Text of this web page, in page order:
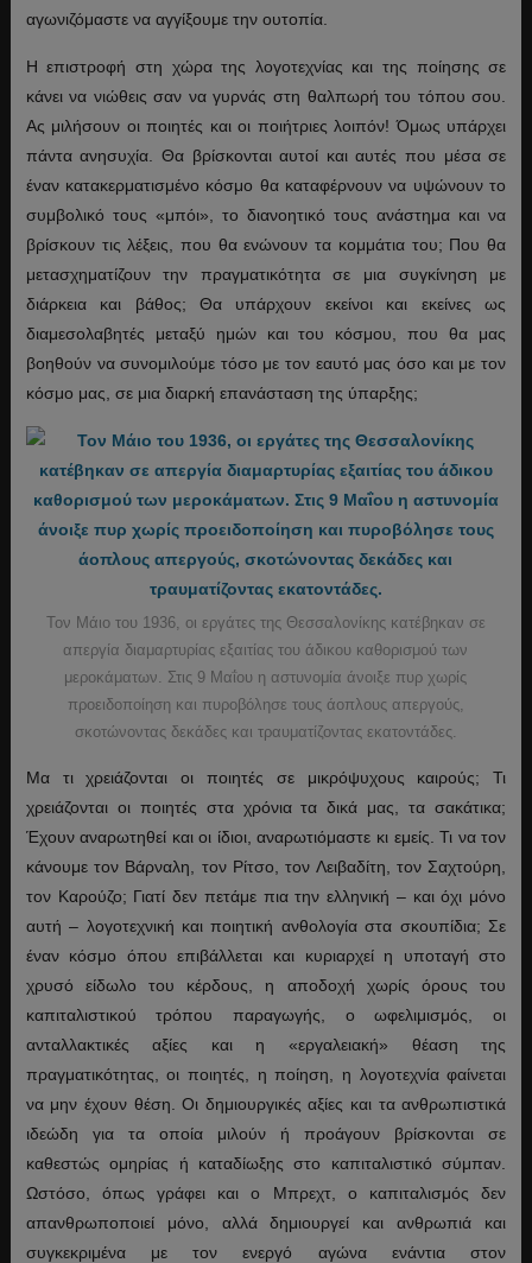
αγωνιζόμαστε να αγγίξουμε την ουτοπία.
Η επιστροφή στη χώρα της λογοτεχνίας και της ποίησης σε
κάνει να νιώθεις σαν να γυρνάς στη θαλπωρή του τόπου σου.
Ας μιλήσουν οι ποιητές και οι ποιήτριες λοιπόν! Όμως υπάρχει
πάντα ανησυχία. Θα βρίσκονται αυτοί και αυτές που μέσα σε
έναν κατακερματισμένο κόσμο θα καταφέρνουν να υψώνουν το
συμβολικό τους «μπόι», το διανοητικό τους ανάστημα και να
βρίσκουν τις λέξεις, που θα ενώνουν τα κομμάτια του; Που θα
μετασχηματίζουν την πραγματικότητα σε μια συγκίνηση με
διάρκεια και βάθος; Θα υπάρχουν εκείνοι και εκείνες ως
διαμεσολαβητές μεταξύ ημών και του κόσμου, που θα μας
βοηθούν να συνομιλούμε τόσο με τον εαυτό μας όσο και με τον
κόσμο μας, σε μια διαρκή επανάσταση της ύπαρξης;
Τον Μάιο του 1936, οι εργάτες της Θεσσαλονίκης κατέβηκαν σε
απεργία διαμαρτυρίας εξαιτίας του άδικου καθορισμού των
μεροκάματων. Στις 9 Μαΐου η αστυνομία άνοιξε πυρ χωρίς
προειδοποίηση και πυροβόλησε τους άοπλους απεργούς,
σκοτώνοντας δεκάδες και τραυματίζοντας εκατοντάδες.
Μα τι χρειάζονται οι ποιητές σε μικρόψυχους καιρούς; Τι
χρειάζονται οι ποιητές στα χρόνια τα δικά μας, τα σακάτικα;
Έχουν αναρωτηθεί και οι ίδιοι, αναρωτιόμαστε κι εμείς. Τι να τον
κάνουμε τον Βάρναλη, τον Ρίτσο, τον Λειβαδίτη, τον Σαχτούρη,
τον Καρούζο; Γιατί δεν πετάμε πια την ελληνική – και όχι μόνο
αυτή – λογοτεχνική και ποιητική ανθολογία στα σκουπίδια; Σε
έναν κόσμο όπου επιβάλλεται και κυριαρχεί η υποταγή στο
χρυσό είδωλο του κέρδους, η αποδοχή χωρίς όρους του
καπιταλιστικού τρόπου παραγωγής, ο ωφελιμισμός, οι
ανταλλακτικές αξίες και η «εργαλειακή» θέαση της
πραγματικότητας, οι ποιητές, η ποίηση, η λογοτεχνία φαίνεται
να μην έχουν θέση. Οι δημιουργικές αξίες και τα ανθρωπιστικά
ιδεώδη για τα οποία μιλούν ή προάγουν βρίσκονται σε
καθεστώς ομηρίας ή καταδίωξης στο καπιταλιστικό σύμπαν.
Ωστόσο, όπως γράφει και ο Μπρεχτ, ο καπιταλισμός δεν
απανθρωποποιεί μόνο, αλλά δημιουργεί και ανθρωπιά και
συγκεκριμένα με τον ενεργό αγώνα ενάντια στον